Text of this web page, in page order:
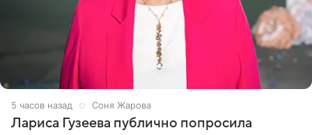
5 часов назад Соня Жарова
Лариса Гузеева публично попросила